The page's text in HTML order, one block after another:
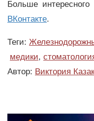
Больше
ВКонтакте.
Теги:
медики,
Автор: Виктория